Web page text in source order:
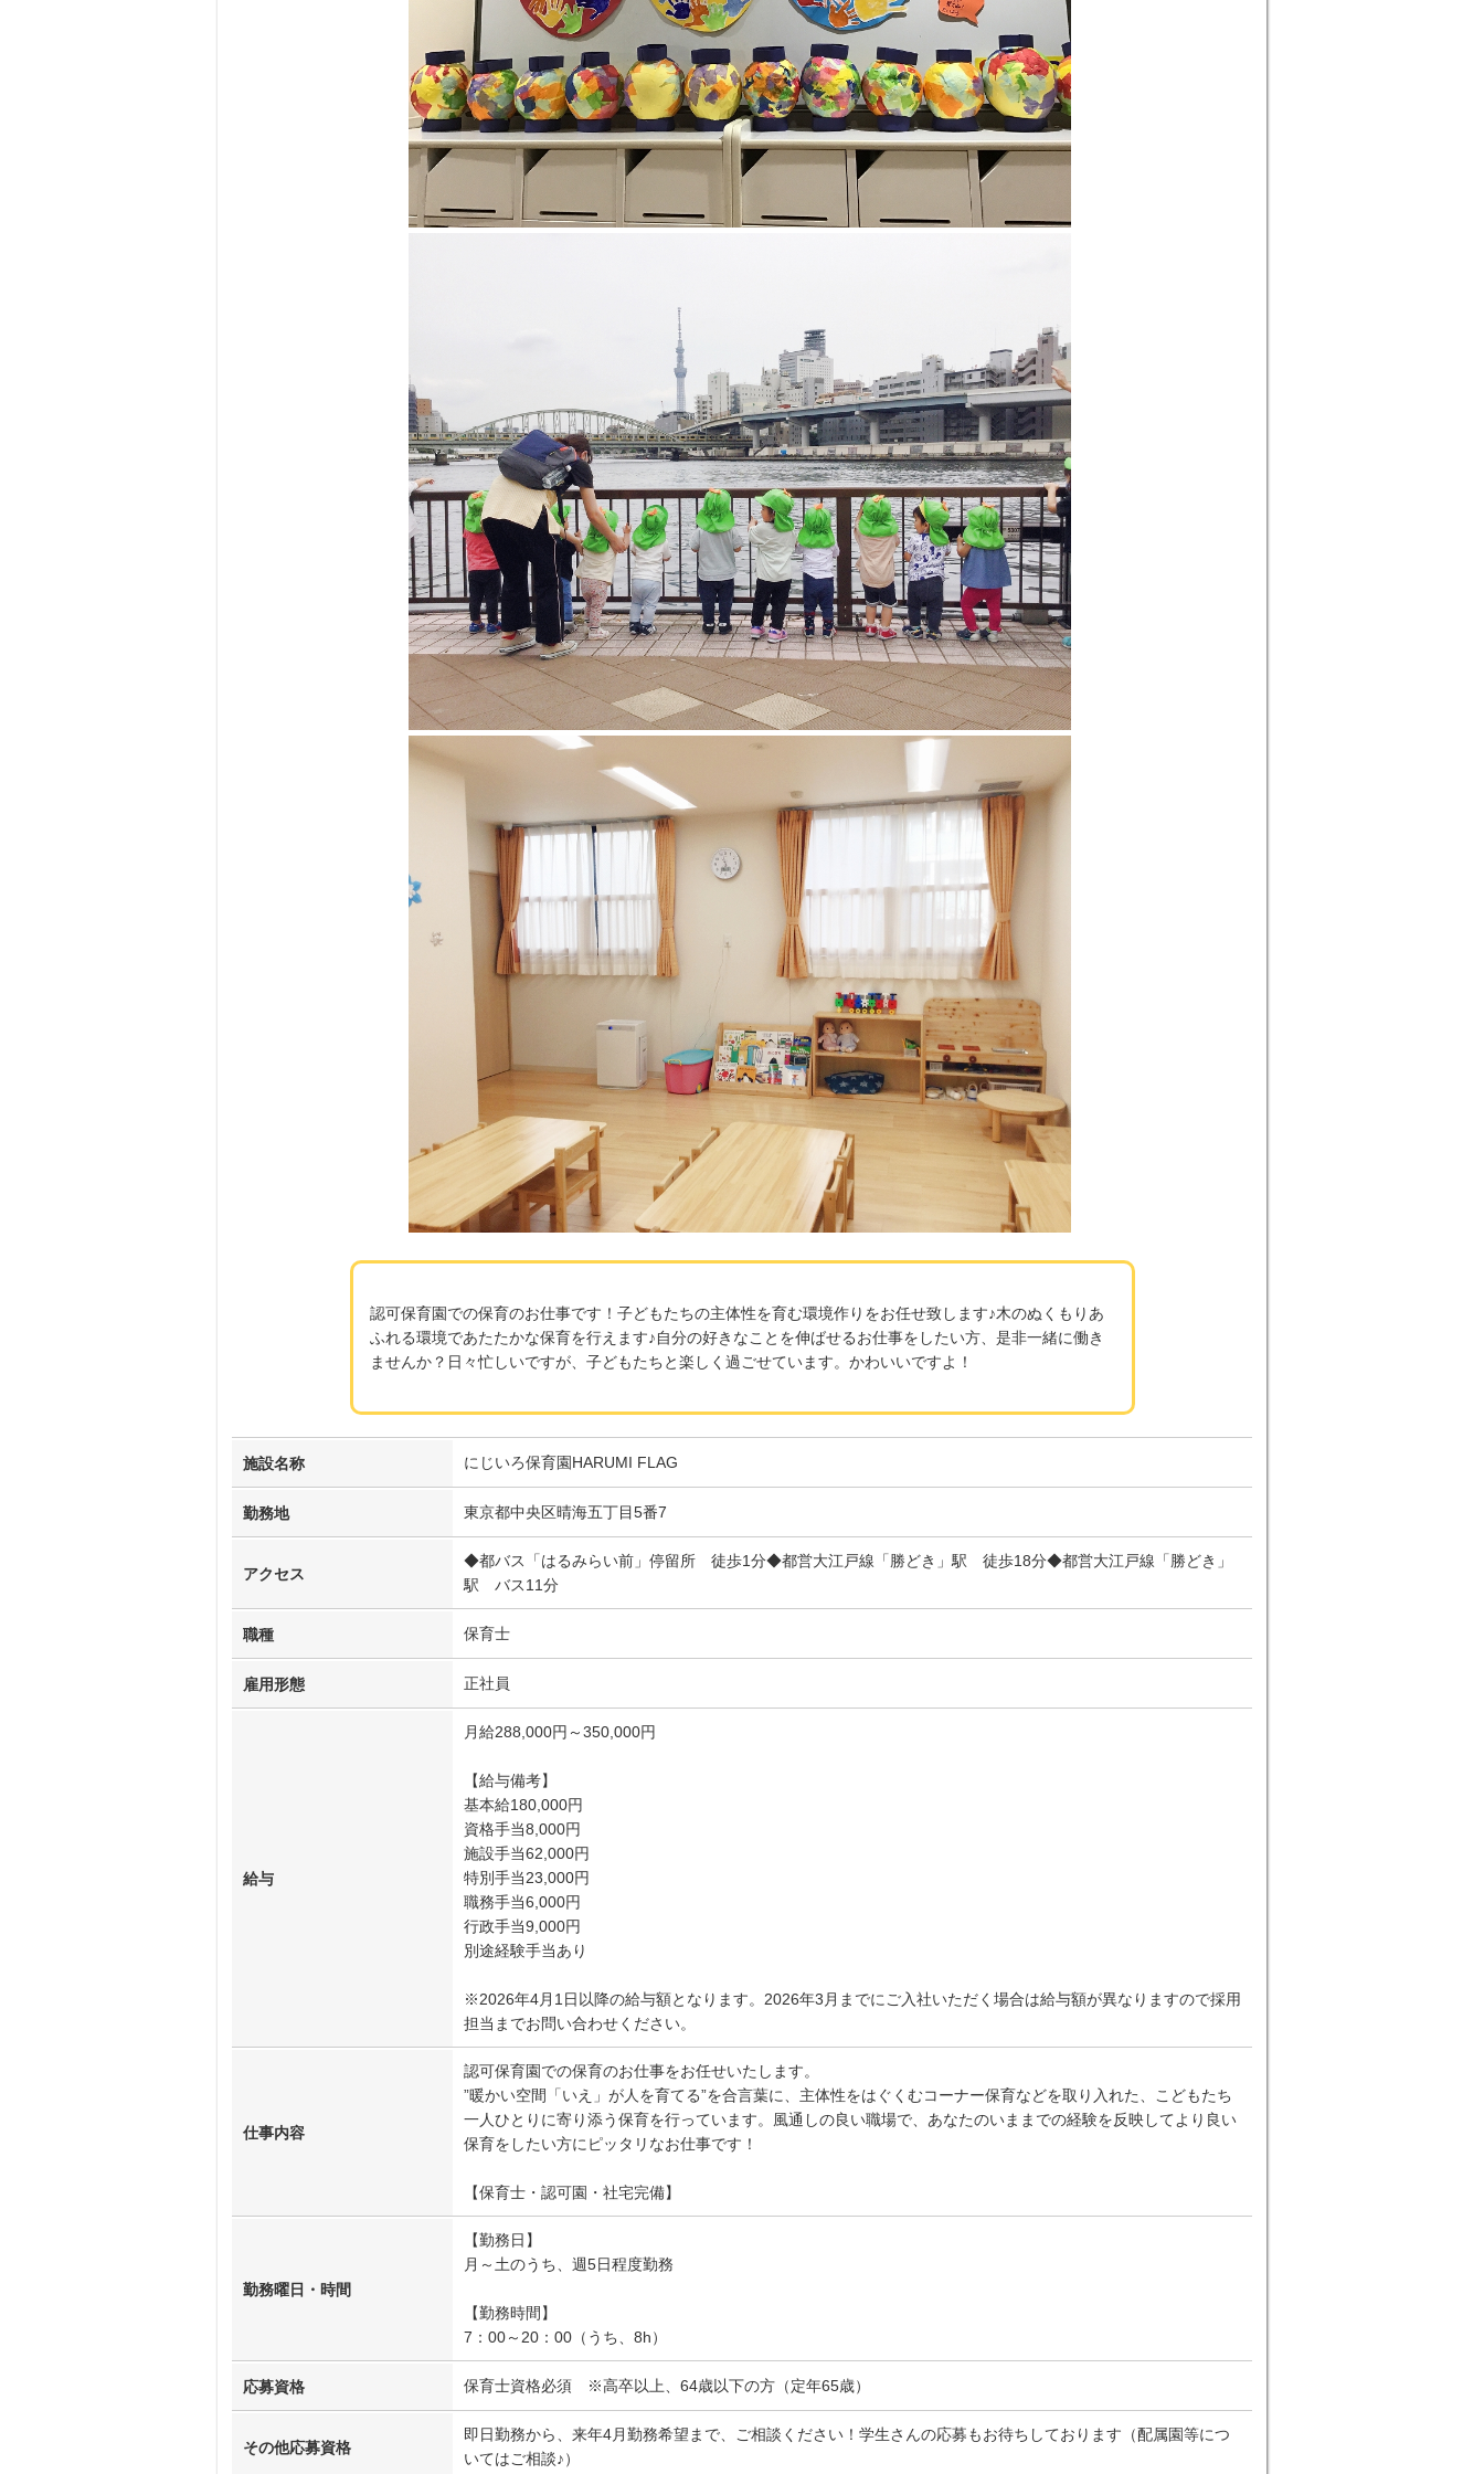
認可保育園での保育のお仕事です！子どもたちの主体性を育む環境作りをお任せ致します♪木のぬくもりあ
ふれる環境であたたかな保育を行えます♪自分の好きなことを伸ばせるお仕事をしたい方、是非一緒に働き
ませんか？日々忙しいですが、子どもたちと楽しく過ごせています。かわいいですよ！
施設名称 にじいろ保育園HARUMI FLAG
勤務地 東京都中央区晴海五丁目5番7
アクセス
◆都バス「はるみらい前」停留所 徒歩1分◆都営大江戸線「勝どき」駅 徒歩18分◆都営大江戸線「勝どき」
駅 バス11分
職種 保育士
雇用形態 正社員
給与
月給288,000円～350,000円
【給与備考】
基本給180,000円
資格手当8,000円
施設手当62,000円
特別手当23,000円
職務手当6,000円
行政手当9,000円
別途経験手当あり
※2026年4月1日以降の給与額となります。2026年3月までにご入社いただく場合は給与額が異なりますので採用
担当までお問い合わせください。
仕事内容
認可保育園での保育のお仕事をお任せいたします。
”暖かい空間「いえ」が人を育てる”を合言葉に、主体性をはぐくむコーナー保育などを取り入れた、こどもたち
一人ひとりに寄り添う保育を行っています。風通しの良い職場で、あなたのいままでの経験を反映してより良い
保育をしたい方にピッタリなお仕事です！
【保育士・認可園・社宅完備】
勤務曜日・時間
【勤務日】
月～土のうち、週5日程度勤務
【勤務時間】
7：00～20：00（うち、8h）
応募資格 保育士資格必須 ※高卒以上、64歳以下の方（定年65歳）
その他応募資格
即日勤務から、来年4月勤務希望まで、ご相談ください！学生さんの応募もお待ちしております（配属園等につ
いてはご相談♪）